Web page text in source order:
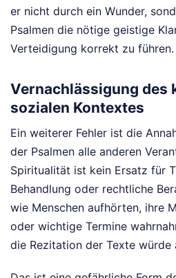
er nicht durch ein Wunder,
Psalmen die nötige geistige
Verteidigung korrekt zu führen.
Vernachlässigung des
sozialen Kontextes
Ein weiterer Fehler ist die
der Psalmen alle anderen
Spiritualität ist kein Ersatz für
Behandlung oder rechtliche
wie Menschen aufhörten, ihre
oder wichtige Termine
die Rezitation der Texte würde